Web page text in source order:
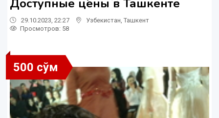
Доступные цены в Ташкенте
29.10.2023, 22:27 Узбекистан Ташкент
Просмотров: 58
500 сўм